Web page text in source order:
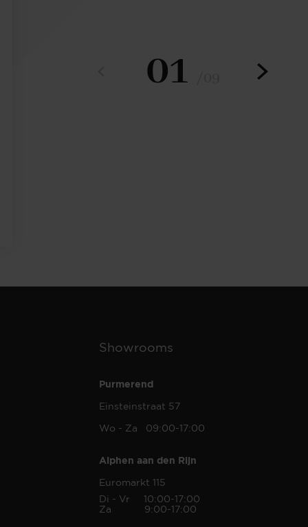
01
Showrooms
Purmerend
Einsteinstraat 57
Wo - Za 09:00-17:00
Alphen aan den Rijn
Euromarkt 115
Di - Vr 10:00-17:00
Za 9:00-17:00